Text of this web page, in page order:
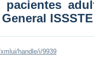
y de
del
handle/i/9939